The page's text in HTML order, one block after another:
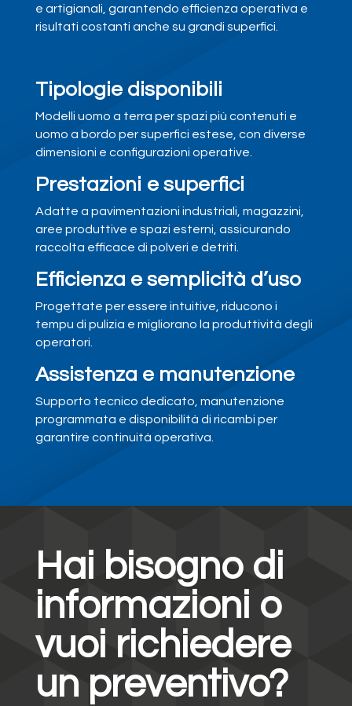
e artigianali, garantendo efficienza operativa e
risultati costanti anche su grandi superfici.
Tipologie disponibili
Modelli uomo a terra per spazi più contenuti e
uomo a bordo per superfici estese, con diverse
dimensioni e configurazioni operative.
Prestazioni e superfici
Adatte a pavimentazioni industriali, magazzini,
aree produttive e spazi esterni, assicurando
raccolta efficace di polveri e detriti.
Efficienza e semplicità d’uso
Progettate per essere intuitive, riducono i
tempu di pulizia e migliorano la produttività degli
operatori.
Assistenza e manutenzione
Supporto tecnico dedicato, manutenzione
programmata e disponibilità di ricambi per
garantire continuità operativa.
Hai bisogno di
informazioni o
vuoi richiedere
un preventivo?